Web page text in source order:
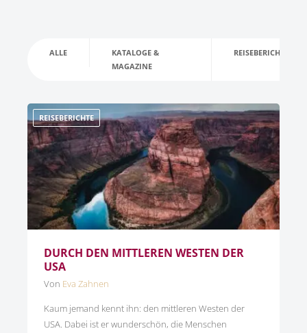
ALLE
KATALOGE &
MAGAZINE
REISEBERICHTE
REISEBERICHTE
DURCH DEN MITTLEREN WESTEN DER
USA
Von Eva Zahnen
Kaum jemand kennt ihn: den mittleren Westen der
USA. Dabei ist er wunderschön, die Menschen